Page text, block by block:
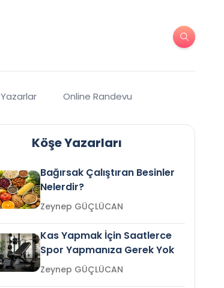
Yazarlar Online Randevu
Köşe Yazarları
Bağırsak Çalıştıran Besinler
Nelerdir?
Zeynep GÜÇLÜCAN
Kas Yapmak İçin Saatlerce
Spor Yapmanıza Gerek Yok
Zeynep GÜÇLÜCAN